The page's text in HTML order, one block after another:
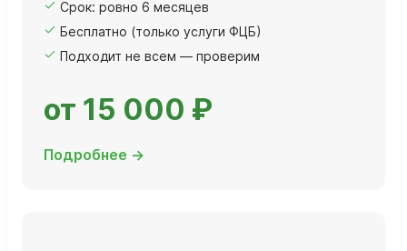
Срок: ровно 6 месяцев
Бесплатно (только услуги ФЦБ)
Подходит не всем — проверим
от 15 000 ₽
Подробнее →